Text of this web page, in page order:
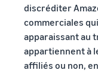
discréditer
commerciales
apparaissant au
appartiennent à
affiliés ou non,